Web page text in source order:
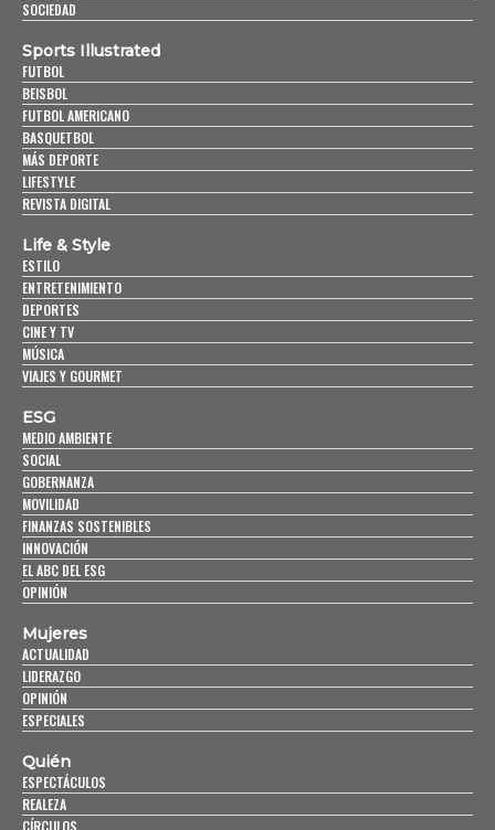
SOCIEDAD
Sports Illustrated
FUTBOL
BEISBOL
FUTBOL AMERICANO
BASQUETBOL
MÁS DEPORTE
LIFESTYLE
REVISTA DIGITAL
Life & Style
ESTILO
ENTRETENIMIENTO
DEPORTES
CINE Y TV
MÚSICA
VIAJES Y GOURMET
ESG
MEDIO AMBIENTE
SOCIAL
GOBERNANZA
MOVILIDAD
FINANZAS SOSTENIBLES
INNOVACIÓN
EL ABC DEL ESG
OPINIÓN
Mujeres
ACTUALIDAD
LIDERAZGO
OPINIÓN
ESPECIALES
Quién
ESPECTÁCULOS
REALEZA